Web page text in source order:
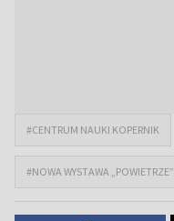
#CENTRUM NAUKI KOPERNIK
#NOWA WYSTAWA „POWIETRZE”